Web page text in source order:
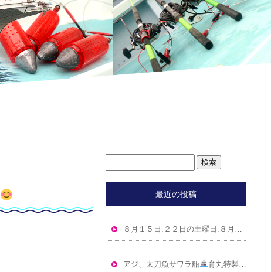
最近の投稿
８月１５日.２２日の土曜日.８月１６日.３０日の日曜日、９ 月６日の日曜日空きあります
アジ、太刀魚サワラ船 育丸特製仕掛けで５キロOver交じり サワラ６本ゲット